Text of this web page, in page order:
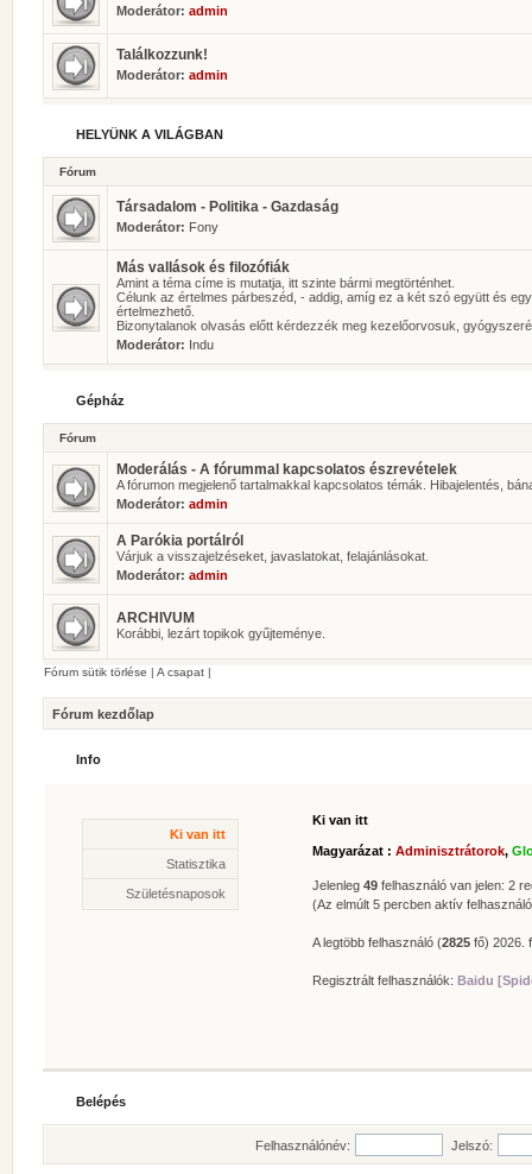
Moderátor: admin
Találkozzunk!
Moderátor: admin
HELYÜNK A VILÁGBAN
Fórum
Társadalom - Politika - Gazdaság
Moderátor: Fony
Más vallások és filozófiák
Amint a téma címe is mutatja, itt szinte bármi megtörténhet.
Célunk az értelmes párbeszéd, - addig, amíg ez a két szó együtt és
értelmezhető.
Bizonytalanok olvasás előtt kérdezzék meg kezelőorvosuk,
Moderátor: Indu
Gépház
Fórum
Moderálás - A fórummal kapcsolatos észrevételek
A fórumon megjelenő tartalmakkal kapcsolatos témák. Hibajelentés,
Moderátor: admin
A Parókia portálról
Várjuk a visszajelzéseket, javaslatokat, felajánlásokat.
Moderátor: admin
ARCHIVUM
Korábbi, lezárt topikok gyűjteménye.
Fórum sütik törlése | A csapat |
Fórum kezdőlap
Info
Ki van itt
Ki van itt
Magyarázat : Adminisztrátorok,
Jelenleg 49 felhasználó van jelen: 2
(Az elmúlt 5 percben aktív
A legtöbb felhasználó (2825 fő) 2026.
Regisztrált felhasználók: Baidu
Statisztika
Statisztika
* Hozzászólások száma:
62625
* Témák száma:
* Felhasználók száma: 606
* Legújabb regisztrált tagunk:Zolee
Születésnaposok
Belépés
Felhasználónév: Jelszó: